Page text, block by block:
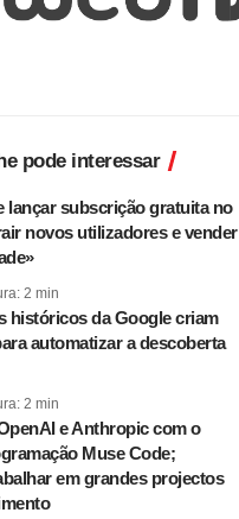
pode interessar
lançar subscrição gratuita no
novos utilizadores e vender
2 min
históricos da Google criam
automatizar a descoberta
2 min
e Anthropic com o
Muse Code;
em grandes projectos